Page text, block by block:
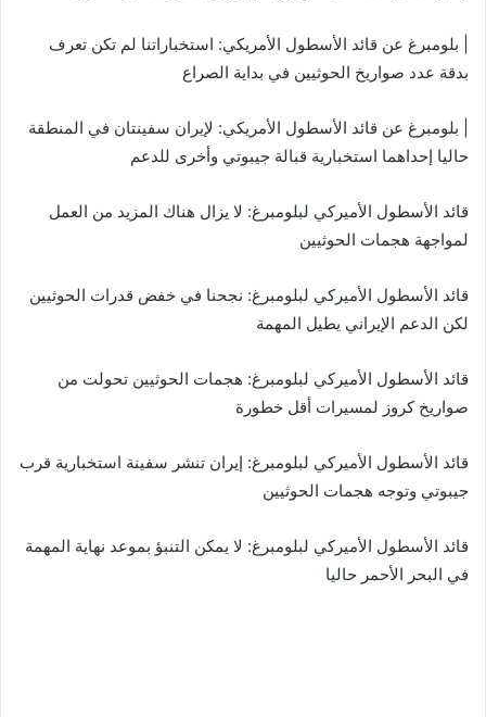
| بلومبرغ عن قائد الأسطول الأمريكي: استخباراتنا لم تكن تعرف
بدقة عدد صواريخ الحوثيين في بداية الصراع
| بلومبرغ عن قائد الأسطول الأمريكي: لإيران سفينتان في المنطقة
حاليا إحداهما استخبارية قبالة جيبوتي وأخرى للدعم
قائد الأسطول الأميركي لبلومبرغ: لا يزال هناك المزيد من العمل
لمواجهة هجمات الحوثيين
قائد الأسطول الأميركي لبلومبرغ: نجحنا في خفض قدرات الحوثيين
لكن الدعم الإيراني يطيل المهمة
قائد الأسطول الأميركي لبلومبرغ: هجمات الحوثيين تحولت من
صواريخ كروز لمسيرات أقل خطورة
قائد الأسطول الأميركي لبلومبرغ: إيران تنشر سفينة استخبارية قرب
جيبوتي وتوجه هجمات الحوثيين
قائد الأسطول الأميركي لبلومبرغ: لا يمكن التنبؤ بموعد نهاية المهمة
في البحر الأحمر حاليا